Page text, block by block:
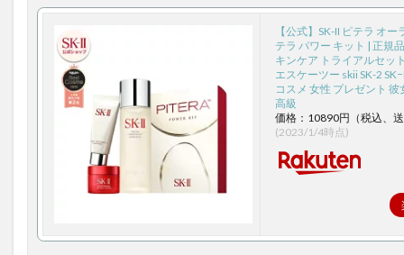
【公式】SK-II ピテラ オー
テラ パワー キット | 正規
キンケア トライアルセッ
エスケーツー skii SK-2
コスメ 女性 プレゼント 彼
高級
価格：10890円（税込、
(2023/1/4時点)